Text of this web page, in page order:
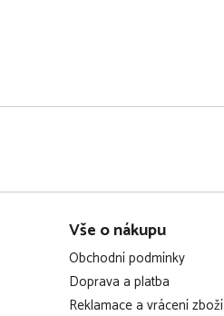
Vše o nákupu
Obchodní podmínky
Doprava a platba
Reklamace a vrácení zboží